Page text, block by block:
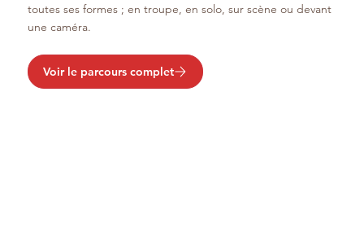
toutes ses formes ; en troupe, en solo, sur scène ou devant
une caméra.
Voir le parcours complet